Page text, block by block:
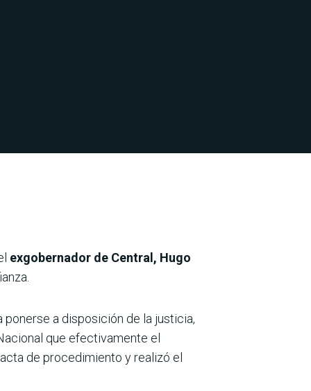
exgobernador de Central, Hugo
ponerse a disposición de la justicia,
que efectivamente el
de procedimiento y realizó el